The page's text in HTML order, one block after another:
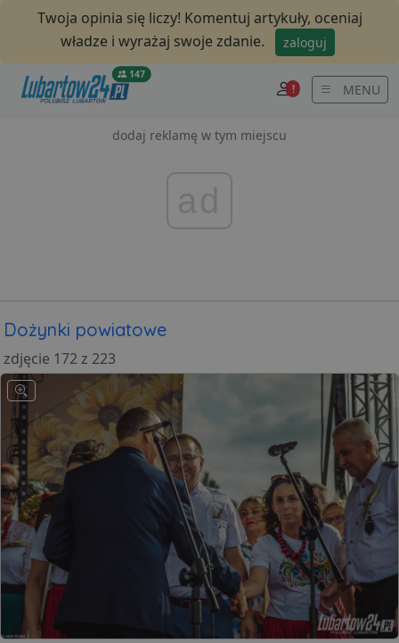
Twoja opinia się liczy! Komentuj artykuły, oceniaj
władze i wyrażaj swoje zdanie.
zaloguj
147
! MENU
dodaj reklamę w tym miejscu
Dożynki powiatowe
zdjęcie 172 z 223